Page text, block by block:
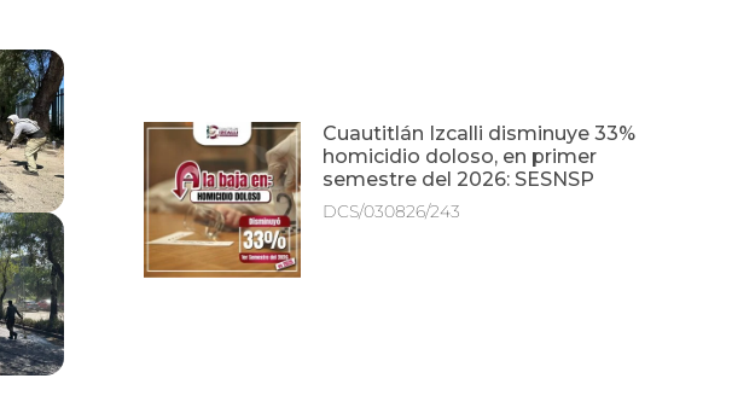
Cuautitlán Izcalli disminuye 33%
homicidio doloso, en primer
semestre del 2026: SESNSP
DCS/030826/243